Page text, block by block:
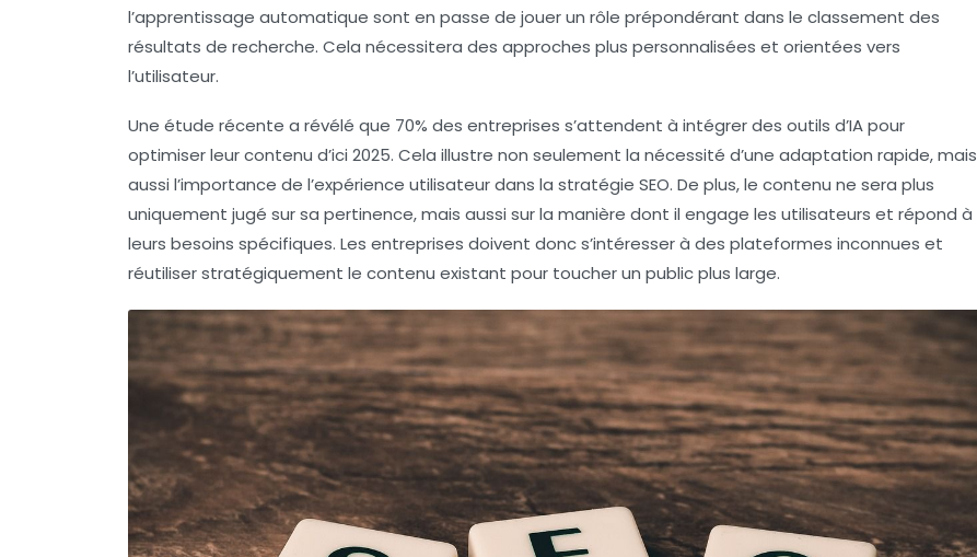
l’apprentissage automatique sont en passe de jouer un rôle prépondérant dans le classement des
résultats de recherche. Cela nécessitera des approches plus personnalisées et orientées vers
l’utilisateur.
Une étude récente a révélé que 70% des entreprises s’attendent à intégrer des outils d’IA pour
optimiser leur contenu d’ici 2025. Cela illustre non seulement la nécessité d’une adaptation rapide, mais
aussi l’importance de l’expérience utilisateur dans la stratégie SEO. De plus, le contenu ne sera plus
uniquement jugé sur sa pertinence, mais aussi sur la manière dont il engage les utilisateurs et répond à
leurs besoins spécifiques. Les entreprises doivent donc s’intéresser à des plateformes inconnues et
réutiliser stratégiquement le contenu existant pour toucher un public plus large.